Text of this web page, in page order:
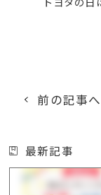
前の記事へ
最新記事